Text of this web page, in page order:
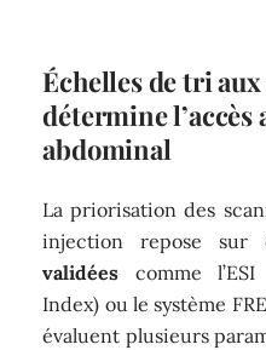
Échelles de tri
détermine l’accès
abdominal
La priorisation des
injection repose sur
validées comme
Index) ou le système
évaluent plusieurs